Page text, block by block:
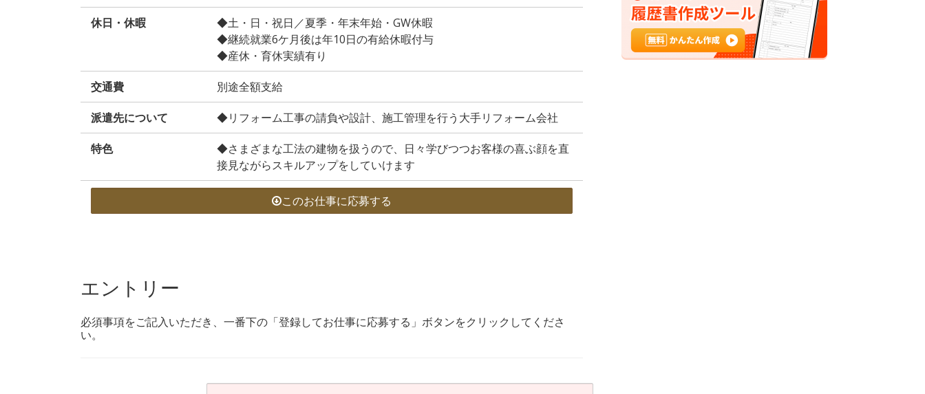
休日・休暇
◆土・日・祝日／夏季・年末年始・GW休暇
◆継続就業6ケ月後は年10日の有給休暇付与
◆産休・育休実績有り
交通費 別途全額支給
派遣先について ◆リフォーム工事の請負や設計、施工管理を行う大手リフォーム会社
特色
◆さまざまな工法の建物を扱うので、日々学びつつお客様の喜ぶ顔を直
接見ながらスキルアップをしていけます
このお仕事に応募する
エントリー
必須事項をご記入いただき、一番下の「登録してお仕事に応募する」ボタンをクリックしてくださ
い。